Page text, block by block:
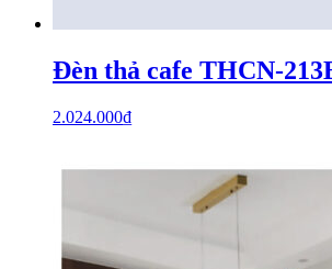
Đèn thả cafe THCN-
2.024.000₫